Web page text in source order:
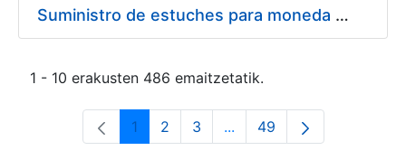
Suministro de estuches para moneda de 30 €
1 - 10 erakusten 486 emaitzetatik.
Orrialdea
1 Orrialdea
2 Orrialdea
3 ...Intermediate Pages Use
Orrialdea
49